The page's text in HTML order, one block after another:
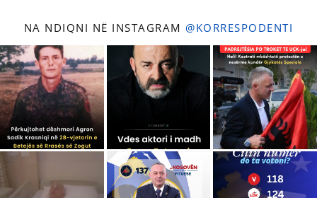
NA NDIQNI NË INSTAGRAM @KORRESPODENTI